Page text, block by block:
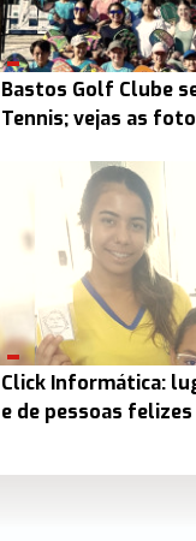
Bastos Golf Clube
Tennis; vejas as
Click Informática:
e de pessoas felizes